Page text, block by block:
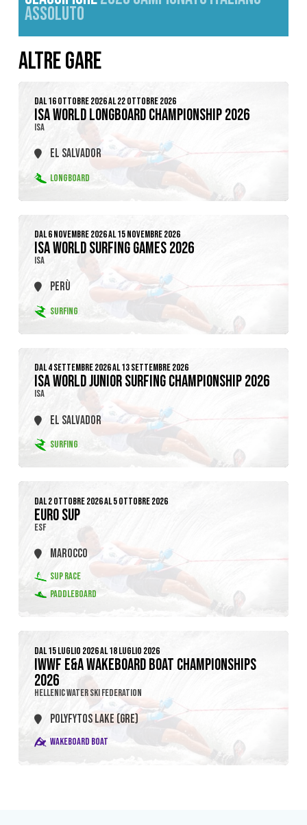
ASSOLUTO
ALTRE GARE
DAL 16 OTTOBRE 2026 AL 22 OTTOBRE 2026
ISA WORLD LONGBOARD CHAMPIONSHIP 2026
ISA
EL SALVADOR
LONGBOARD
DAL 6 NOVEMBRE 2026 AL 15 NOVEMBRE 2026
ISA WORLD SURFING GAMES 2026
ISA
PERÙ
SURFING
DAL 4 SETTEMBRE 2026 AL 13 SETTEMBRE 2026
ISA WORLD JUNIOR SURFING CHAMPIONSHIP 2026
ISA
EL SALVADOR
SURFING
DAL 2 OTTOBRE 2026 AL 5 OTTOBRE 2026
EURO SUP
ESF
MAROCCO
SUP RACE
PADDLEBOARD
DAL 15 LUGLIO 2026 AL 18 LUGLIO 2026
IWWF E&A WAKEBOARD BOAT CHAMPIONSHIPS
2026
HELLENIC WATER SKI FEDERATION
POLYFYTOS LAKE (GRE)
WAKEBOARD BOAT